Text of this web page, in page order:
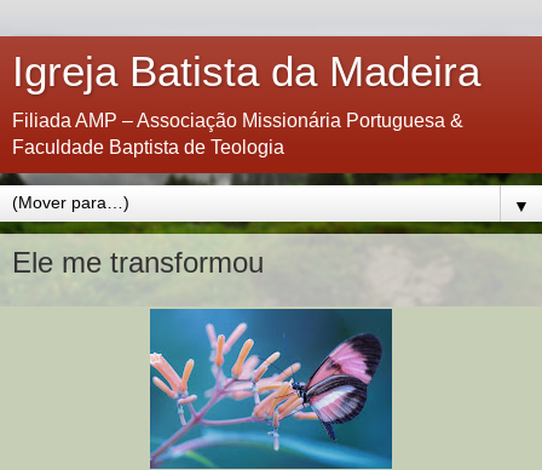
Igreja Batista da Madeira
Filiada AMP – Associação Missionária Portuguesa &
Faculdade Baptista de Teologia
▼
Ele me transformou